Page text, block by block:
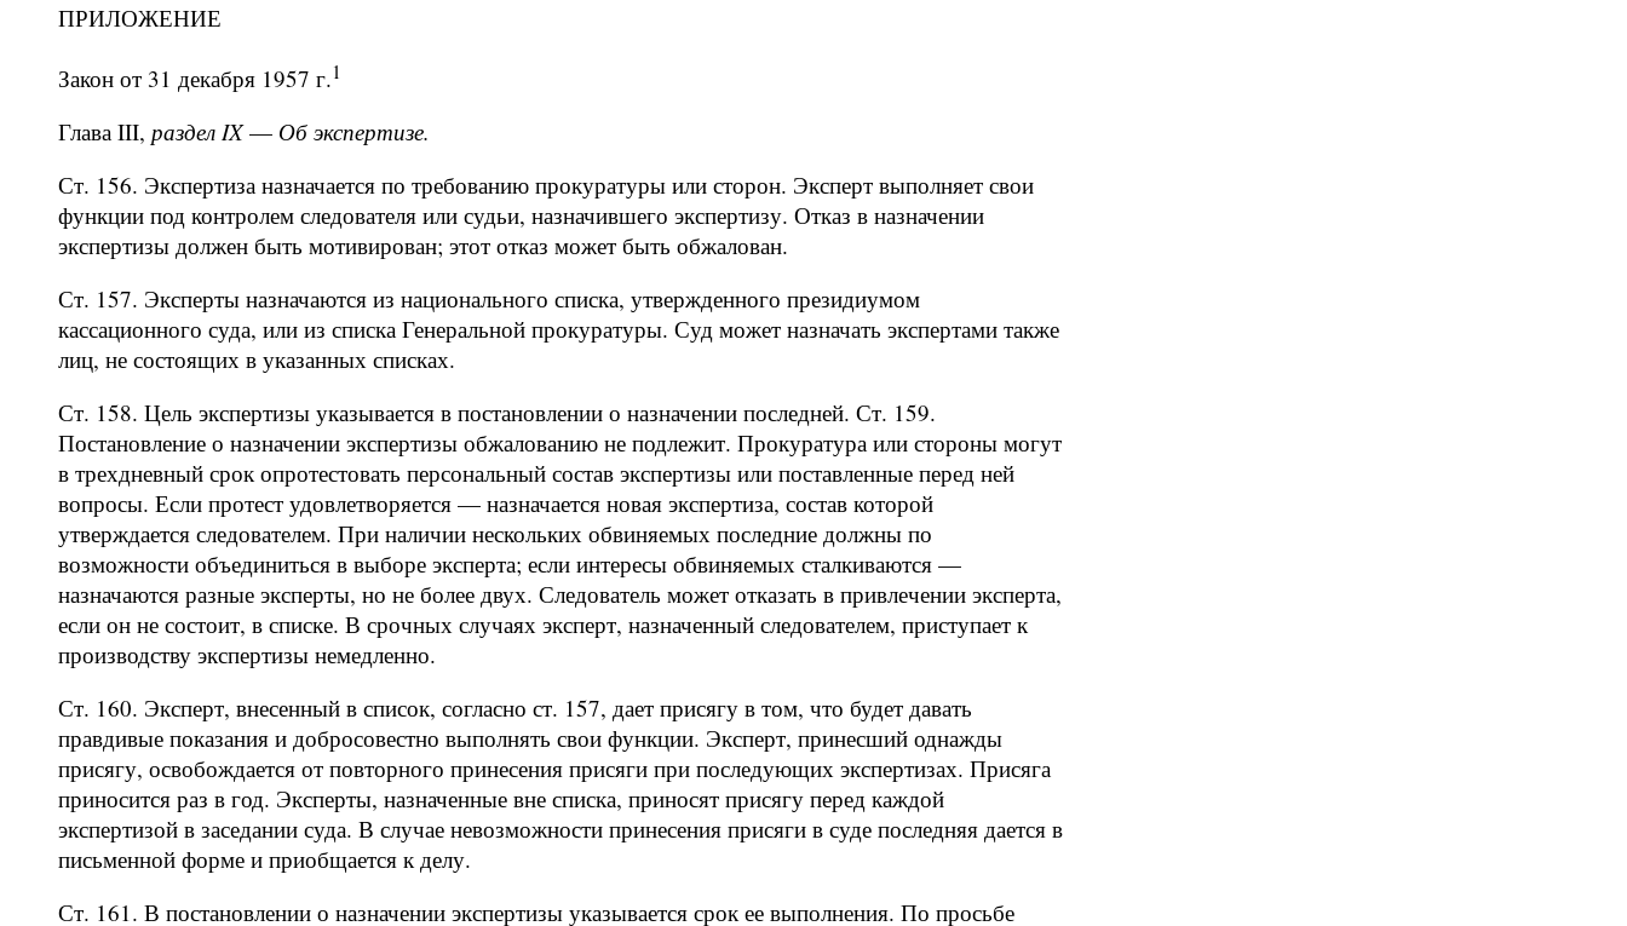
ПРИЛОЖЕНИЕ
Закон от 31 декабря 1957 г.1
Глава III, раздел IX— Об экспертизе.
Ст. 156. Экспертиза назначается по требованию прокуратуры или сторон. Эксперт выполняет свои
функции под контролем следователя или судьи, назначившего экспертизу. Отказ в назначении
экспертизы должен быть мотивирован; этот отказ может быть обжалован.
Ст. 157. Эксперты назначаются из национального списка, утвержденного президиумом
кассационного суда, или из списка Генеральной прокуратуры. Суд может назначать экспертами также
лиц, не состоящих в указанных списках.
Ст. 158. Цель экспертизы указывается в постановлении о назначении последней. Ст. 159.
Постановление о назначении экспертизы обжалованию не подлежит. Прокуратура или стороны могут
в трехдневный срок опротестовать персональный состав экспертизы или поставленные перед ней
вопросы. Если протест удовлетворяется — назначается новая экспертиза, состав которой
утверждается следователем. При наличии нескольких обвиняемых последние должны по
возможности объединиться в выборе эксперта; если интересы обвиняемых сталкиваются —
назначаются разные эксперты, но не более двух. Следователь может отказать в привлечении эксперта,
если он не состоит, в списке. В срочных случаях эксперт, назначенный следователем, приступает к
производству экспертизы немедленно.
Ст. 160. Эксперт, внесенный в список, согласно ст. 157, дает присягу в том, что будет давать
правдивые показания и добросовестно выполнять свои функции. Эксперт, принесший однажды
присягу, освобождается от повторного принесения присяги при последующих экспертизах. Присяга
приносится раз в год. Эксперты, назначенные вне списка, приносят присягу перед каждой
экспертизой в заседании суда. В случае невозможности принесения присяги в суде последняя дается в
письменной форме и приобщается к делу.
Ст. 161. В постановлении о назначении экспертизы указывается срок ее выполнения. По просьбе